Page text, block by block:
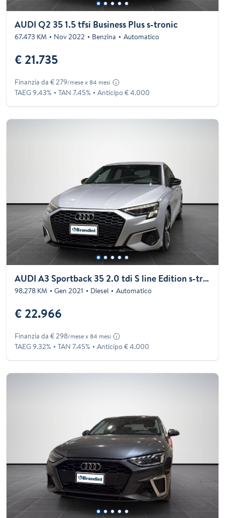
AUDI Q2 35 1.5 tfsi Business Plus s-tronic
67.473 KM Nov 2022 Benzina Automatico
€ 21.735
Finanzia da € 279/mese x 84 mesi
TAEG 9.43% TAN 7.45% Anticipo € 4.000
AUDI A3 Sportback 35 2.0 tdi S line Edition s-tronic
98.278 KM Gen 2021 Diesel Automatico
€ 22.966
Finanzia da € 298/mese x 84 mesi
TAEG 9.32% TAN 7.45% Anticipo € 4.000